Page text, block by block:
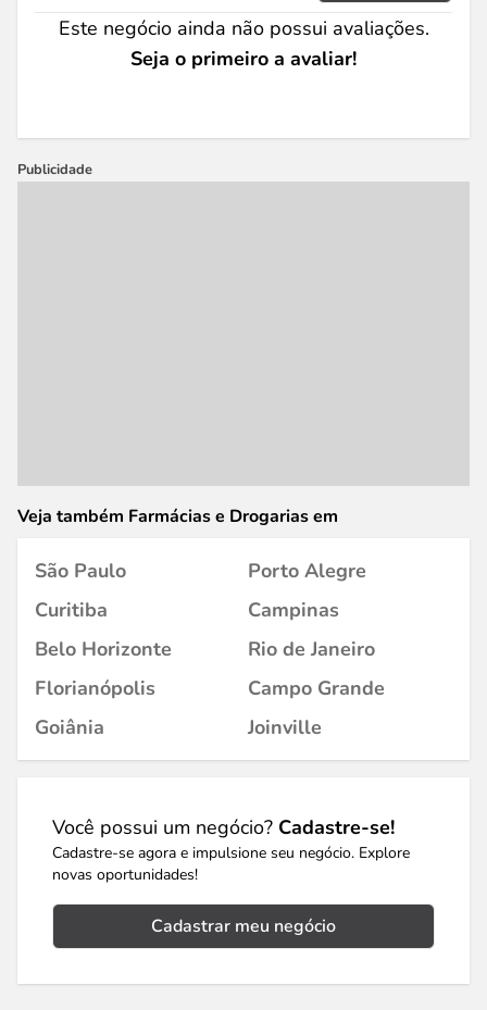
Este negócio ainda não possui avaliações.
Seja o primeiro a avaliar!
Publicidade
Veja também Farmácias e Drogarias em
São Paulo
Porto Alegre
Curitiba
Campinas
Belo Horizonte
Rio de Janeiro
Florianópolis
Campo Grande
Goiânia
Joinville
Você possui um negócio? Cadastre-se!
Cadastre-se agora e impulsione seu negócio. Explore
novas oportunidades!
Cadastrar meu negócio